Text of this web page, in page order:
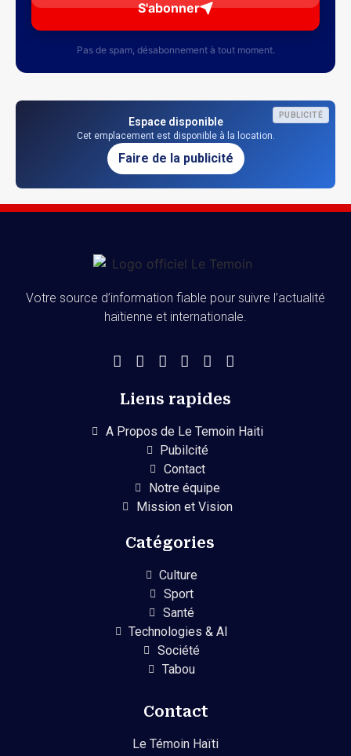
S'abonner
Pas de spam, désabonnement à tout moment.
PUBLICITÉ
Espace disponible
Cet emplacement est disponible à la location.
Faire de la publicité
Votre source d’information fiable pour suivre l’actualité
haïtienne et internationale.
Liens rapides
A Propos de Le Temoin Haiti
Pubilcité
Contact
Notre équipe
Mission et Vision
Catégories
Culture
Sport
Santé
Technologies & AI
Société
Tabou
Contact
Le Témoin Haïti